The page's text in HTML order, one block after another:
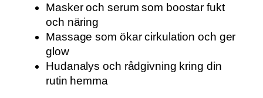
Masker och serum som boostar fukt
och näring
Massage som ökar cirkulation och ger
glow
Hudanalys och rådgivning kring din
rutin hemma